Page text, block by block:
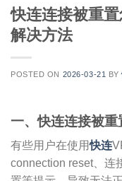
快连连接被重
解决方法
POSTED ON 2026-03-21 BY
一、快连连接被重
有些用户在使用快连
connection reset、连